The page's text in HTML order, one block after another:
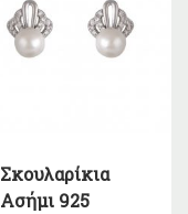
Σκουλαρίκια
Ασήμι 925